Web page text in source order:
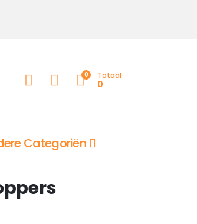
0 Totaal
0
Categoriën